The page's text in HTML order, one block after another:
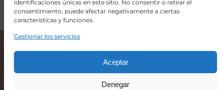
identificaciones únicas en este sitio. No consentir o retirar el
consentimiento, puede afectar negativamente a ciertas
características y funciones.
Gestionar los servicios
Aceptar
Denegar
249,00€
info@donacoletas.com
+34 91 626 62 75
Accesorios para bebés en Las Rozas